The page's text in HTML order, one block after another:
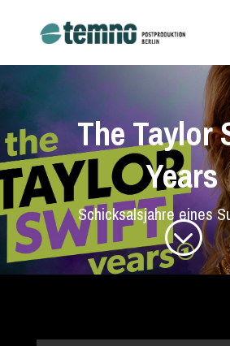
The Taylor
Years
Schicksalsjahre eines
;